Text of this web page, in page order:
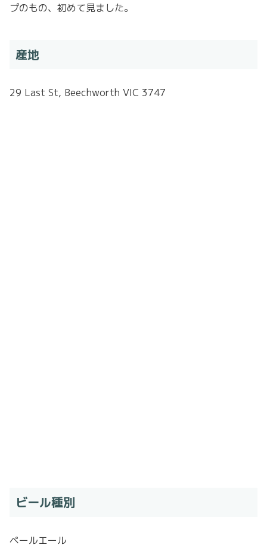
プのもの、初めて見ました。
産地
29 Last St, Beechworth VIC 3747
ビール種別
ペールエール